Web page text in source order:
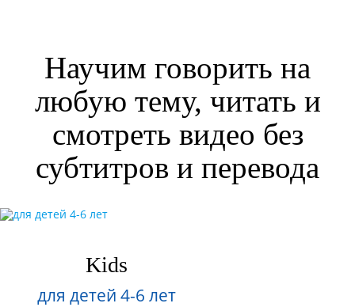
Научим говорить на
любую тему, читать и
смотреть видео без
субтитров и перевода
Kids
для детей 4-6 лет